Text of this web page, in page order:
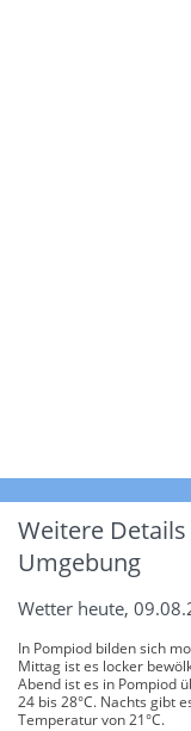
Weitere
Umgebung
Wetter heute,
In Pompiod bilden sich
Mittag ist es locker
Abend ist es in Pompiod
24 bis 28°C. Nachts gibt
Temperatur von 21°C.